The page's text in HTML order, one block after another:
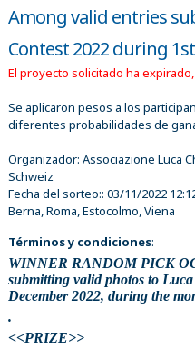
Among valid entries
Contest 2022 during
El proyecto solicitado ha
Se aplicaron pesos a los
diferentes probabilidades de
Organizador: Associazione Luca
Schweiz
Fecha del sorteo:: 03/11/2022
Berna, Roma, Estocolmo, Viena
Términos y condiciones:
WINNER RANDOM PICK
submitting valid photos to
December 2022, during the
.
<<PRIZE>>